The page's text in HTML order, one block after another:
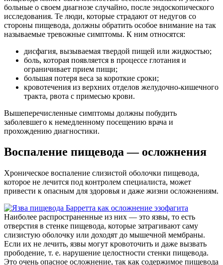
больные о своем диагнозе случайно, после эндоскопического
исследования. Те люди, которые страдают от недугов со
стороны пищевода, должны обратить особое внимание на так
называемые тревожные симптомы. К ним относятся:
дисфагия, вызываемая твердой пищей или жидкостью;
боль, которая появляется в процессе глотания и
ограничивает прием пищи;
большая потеря веса за короткие сроки;
кровотечения из верхних отделов желудочно-кишечного
тракта, рвота с примесью крови.
Вышеперечисленные симптомы должны побудить
заболевшего к немедленному посещению врача и
прохождению диагностики.
Воспаление пищевода — осложнения
Хроническое воспаление слизистой оболочки пищевода,
которое не лечится под контролем специалиста, может
привести к опасным для здоровья и даже жизни осложнениям.
Наиболее распространенные из них — это язвы, то есть
отверстия в стенке пищевода, которые затрагивают саму
слизистую оболочку или доходят до мышечной мембраны.
Если их не лечить, язвы могут кровоточить и даже вызвать
прободение, т. е. нарушение целостности стенки пищевода.
Это очень опасное осложнение, так как содержимое пищевода